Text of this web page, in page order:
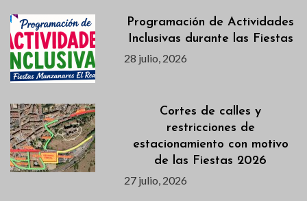
Programación de Actividades
Inclusivas durante las Fiestas
28 julio, 2026
Cortes de calles y
restricciones de
estacionamiento con motivo
de las Fiestas 2026
27 julio, 2026